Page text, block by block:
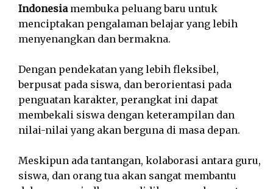
Indonesiamembuka peluang baru untuk
menciptakan pengalaman belajar yang lebih
menyenangkan dan bermakna.
Dengan pendekatan yang lebih fleksibel,
berpusat pada siswa, dan berorientasi pada
penguatan karakter, perangkat ini dapat
membekali siswa dengan keterampilan dan
nilai-nilai yang akan berguna di masa depan.
Meskipun ada tantangan, kolaborasi antara guru,
siswa, dan orang tua akan sangat membantu